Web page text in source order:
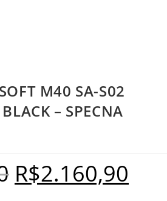
M40 SA-S02
BLACK – SPECNA
R$2.160,90